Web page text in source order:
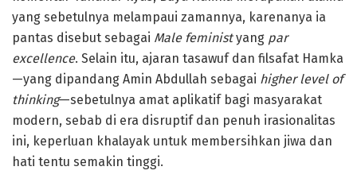
yang sebetulnya melampaui zamannya, karenanya ia
pantas disebut sebagai Male feministyang par
excellence. Selain itu, ajaran tasawuf dan filsafat Hamka
—yang dipandang Amin Abdullah sebagai higher level of
thinking—sebetulnya amat aplikatif bagi masyarakat
modern, sebab di era disruptif dan penuh irasionalitas
ini, keperluan khalayak untuk membersihkan jiwa dan
hati tentu semakin tinggi.